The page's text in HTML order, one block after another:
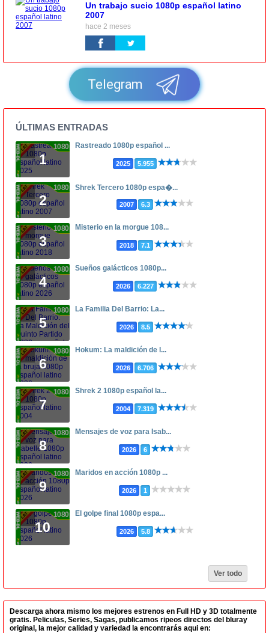
Un trabajo sucio 1080p español latino
2007
hace 2 meses
Telegram
ÚLTIMAS ENTRADAS
1
1080p Rastreado 1080p español ...
2025 5.955
2
1080p Shrek Tercero 1080p espa�...
2007 6.3
3
1080p Misterio en la morgue 108...
2018 7.1
4
1080p Sueños galácticos 1080p...
2026 6.227
5
1080p La Familia Del Barrio: La...
2026 8.5
6
1080p Hokum: La maldición de l...
2026 6.706
7
1080p Shrek 2 1080p español la...
2004 7.319
8
1080p Mensajes de voz para Isab...
2026 6
9
1080p Maridos en acción 1080p ...
2026 1
10
1080p El golpe final 1080p espa...
2026 5.8
Ver todo
Descarga ahora mismo los mejores estrenos en Full HD y 3D totalmente
gratis. Peliculas, Series, Sagas, publicamos ripeos directos del bluray
original, la mejor calidad y variedad la encontrarás aqui en: